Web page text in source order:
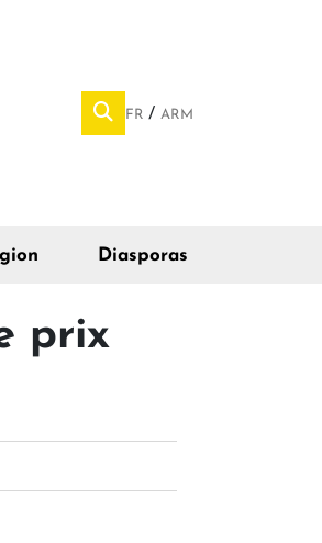
FR ARM
Diasporas
prix